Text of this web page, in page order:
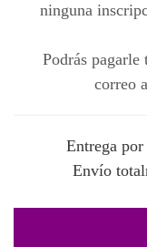
ninguna
Podrás
correo
Entrega
Envío